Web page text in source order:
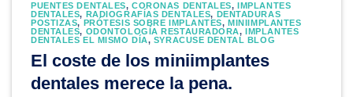
PUENTES DENTALES,CORONAS DENTALES,IMPLANTES
DENTALES, RADIOGRAFÍAS DENTALES, DENTADURAS
POSTIZAS, PRÓTESIS SOBRE IMPLANTES,MINIIMPLANTES
DENTALES, ODONTOLOGÍA RESTAURADORA,IMPLANTES
DENTALES EL MISMO DÍA, SYRACUSE DENTAL BLOG
El coste de los miniimplantes
dentales merece la pena.